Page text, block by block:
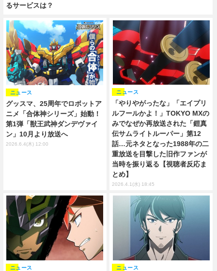
るサービスは？
グッスマ、25周年でロボットア
ニメ「合体神シリーズ」始動！
第1弾「獣王武神ダンデヴァイ
ン」10月より放送へ
ニュース
2026.6.4(木) 12:00
「やりやがったな」「エイプリ
ルフールかよ！」TOKYO MXの
みでなぜか再放送された「鎧真
伝サムライトルーパー」第12
話…元ネタとなった1988年の二
重放送を目撃した旧作ファンが
当時を振り返る【視聴者反応ま
とめ】
ニュース
2026.4.1(水) 18:45
ニュース ニュース